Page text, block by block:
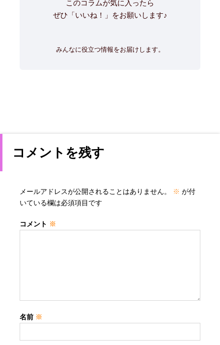
このコラムが気に入ったら
ぜひ「いいね！」をお願いします♪
みんなに役立つ情報をお届けします。
コメントを残す
メールアドレスが公開されることはありません。 ※ が付
いている欄は必須項目です
コメント ※
名前 ※